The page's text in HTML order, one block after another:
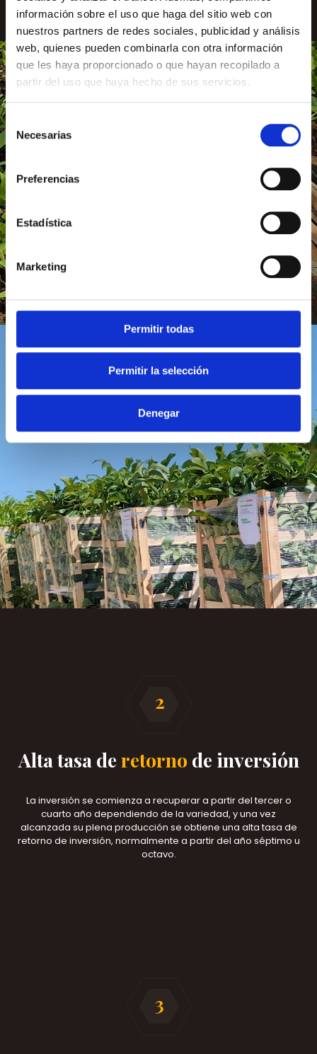
información sobre el uso que haga del sitio web con
nuestros partners de redes sociales, publicidad y análisis
web, quienes pueden combinarla con otra información
que les haya proporcionado o que hayan recopilado a
partir del uso que haya hecho de sus servicios.
Selección
Necesarias
Preferencias
Estadística
Marketing
Permitir todas
Permitir la selección
Denegar
Alta tasa deretorno de inversión
La inversión se comienza a recuperar a partir del tercer o
cuarto año dependiendo de la variedad, y una vez
alcanzada su plena producción se obtiene una alta tasa de
retorno de inversión, normalmente a partir del año séptimo u
octavo.